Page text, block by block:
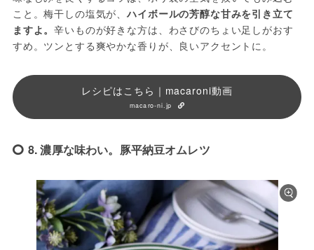
こと。梅干しの塩気が、ハイボールの芳醇な甘みを引き立て
ますよ。辛いものが好きな方は、わさびのちょい足しがおす
すめ。ツンとする爽やかな香りが、良いアクセントに。
レシピはこちら｜macaroni動画
macaro-ni.jp
8. 濃厚な味わい。豚平納豆オムレツ